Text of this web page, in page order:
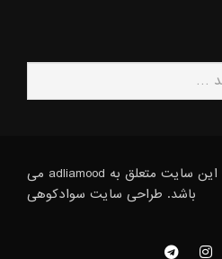
© 2019 - تمامی حقوق این سایت متعلق به adliamood می
باشد. طراحی سایت سوادکوهی